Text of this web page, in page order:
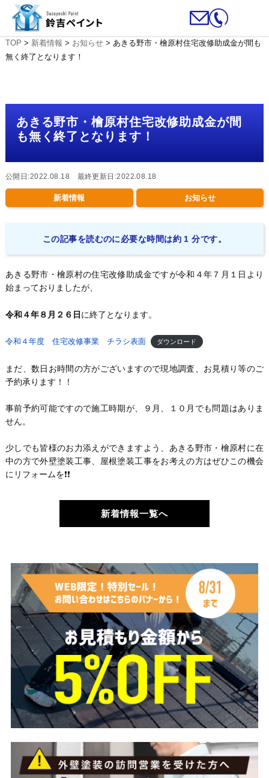
TOP > 新着情報 > お知らせ> あきる野市・檜原村住宅改修助成金が間も
無く終了となります！
あきる野市・檜原村住宅改修助成金が間
も無く終了となります！
公開日:2022.08.18 最終更新日:2022.08.18
新着情報 お知らせ
この記事を読むのに必要な時間は約 1 分です。
あきる野市・檜原村の住宅改修助成金ですが令和４年７月１日より
始まっておりましたが、
令和４年８月２６日 に終了となります。
令和４年度 住宅改修事業 チラシ表面 ダウンロード
まだ、数日お時間の方がございますので現地調査、お見積り等のご
予約承ります！！
事前予約可能ですので施工時期が、９月、１０月でも問題はありま
せん。
少しでも皆様のお力添えができますよう、あきる野市・檜原村に在
中の方で外壁塗装工事、屋根塗装工事をお考えの方はぜひこの機会
にリフォームを❗️❗️
新着情報一覧へ